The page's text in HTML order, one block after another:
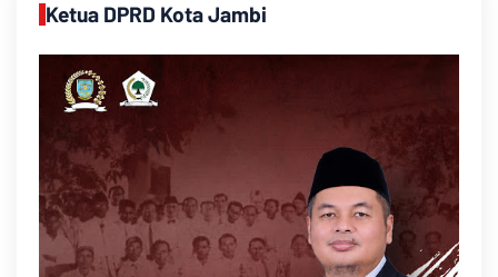
Ketua DPRD Kota Jambi